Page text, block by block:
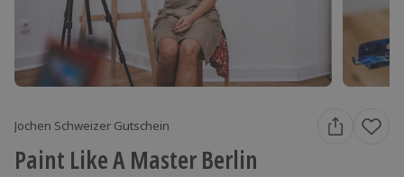
Jochen Schweizer Gutschein
Paint Like A Master Berlin